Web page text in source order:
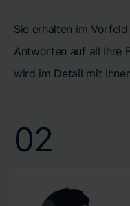
Sie erhalten im
Antworten auf all Ihre
wird im Detail mit
02